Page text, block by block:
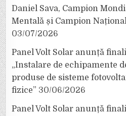
Daniel Sava, Campion
Mentală și Campion
03/07/2026
Panel Volt Solar anunță
„Instalare de echipamente
produse de sisteme
fizice” 30/06/2026
Panel Volt Solar anunță